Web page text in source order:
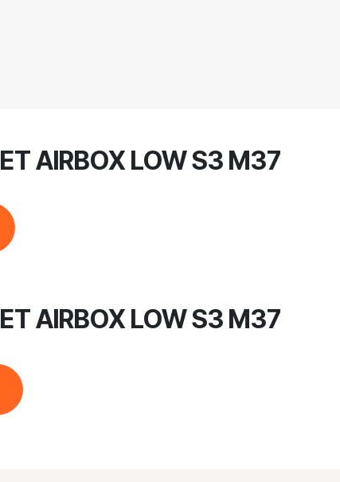
AIRBOX LOW S3 M37
AIRBOX LOW S3 M37